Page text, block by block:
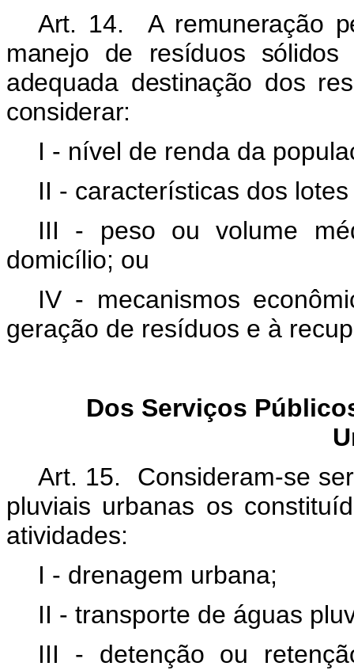
Art. 14.
A remuneração
manejo de resíduos
adequada destinação dos
considerar:
I - nível de renda da
II - características dos
III - peso ou volume
domicílio; ou
IV - mecanismos
geração de resíduos e à
Dos Serviços
Art. 15. Consideram-se
pluviais urbanas os
atividades:
I - drenagem urbana;
II - transporte de águas
III - detenção ou